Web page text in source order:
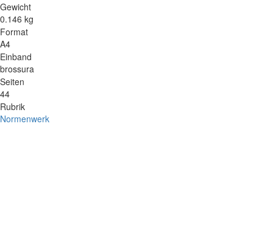
Gewicht
0.146 kg
Format
A4
Einband
brossura
Seiten
44
Rubrik
Normenwerk